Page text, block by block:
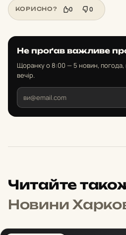
КОРИСНО? 0 0
Не проґав важливе
Щоранку о 8:00 — 5 новин, погода,
вечір.
Читайте
Новини